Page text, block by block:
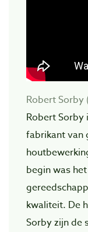
Robert Sorby
Robert Sorby
fabrikant van
begin was
kwaliteit. De
Sorby zijn de